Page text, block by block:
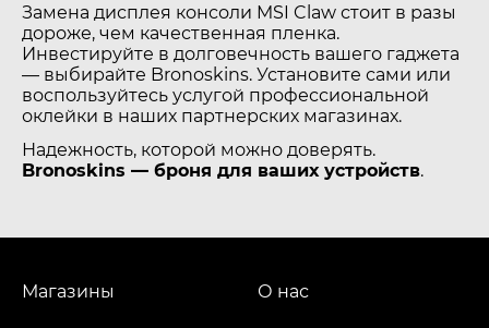
Замена дисплея консоли MSI Claw стоит в разы
дороже, чем качественная пленка.
Инвестируйте в долговечность вашего гаджета
— выбирайте Bronoskins. Установите сами или
воспользуйтесь услугой профессиональной
оклейки в наших партнерских магазинах.
Надежность, которой можно доверять.
Bronoskins — броня для ваших устройств.
Магазины О нас